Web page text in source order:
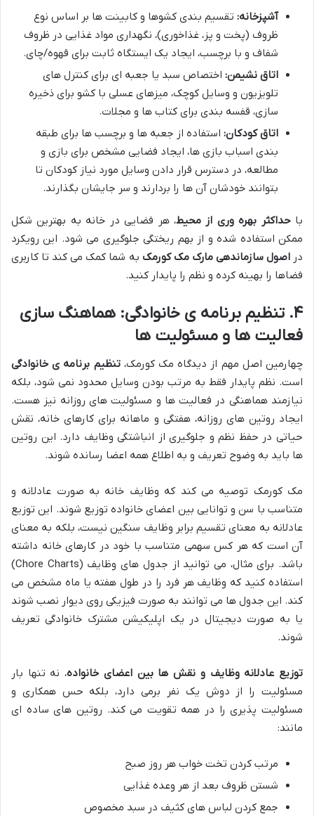
آشپزخانه: تقسیم بندی کشوها و کابینت ها بر اساس نوع
ظروف (پخت و پز، غذاخوری)، نگهداری مواد غذایی در ظروف
شفاف و با برچسب، ایجاد یک ایستگاه ثابت برای قهوه/چای.
اتاق نشیمن: اختصاص سبد یا جعبه ای برای کنترل های
تلویزیون و وسایل کوچک، میزهای عسلی با کشو برای ذخیره
سازی، قفسه بندی برای کتاب ها و مجلات.
اتاق کودکان: استفاده از جعبه ها و برچسب ها برای طبقه
بندی اسباب بازی ها، ایجاد فضایی مشخص برای بازی و
مطالعه، در دسترس قرار دادن وسایل مورد نیاز کودکان تا
بتوانند خودشان آن ها را بردارند و سر جایشان بگذارند.
باحداکثر بهره وری از محیط، هر فضایی در خانه به بهترین شکل
ممکن استفاده شده و از بهم ریختگی جلوگیری می شود. این رویکرد
دراصول سازماندهی مارک مک کورمک به شما کمک می کند تا کاربری
فضاها را بهینه کرده و نظم را پایدار کنید.
۴. تنظیم برنامه ی خانوادگی: هماهنگ سازی
فعالیت ها و مسئولیت ها
چهارمین اصل مهم از دیدگاه مک کورمک،تنظیم برنامه ی خانوادگی
است. نظم پایدار فقط به مرتب بودن وسایل محدود نمی شود، بلکه
نیازمند هماهنگی در فعالیت ها و مسئولیت های روزانه نیز هست.
ایجاد روتین های روزانه، هفتگی و ماهانه برای کارهای خانه، نقش
حیاتی در حفظ نظم و جلوگیری از انباشتگی وظایف دارد. این روتین
ها باید به وضوح تعریف و به اطلاع همه اعضا رسانده شوند.
مک کورمک توصیه می کند که وظایف خانه به صورت عادلانه و
متناسب با سن و توانایی بین اعضای خانواده توزیع شوند. این توزیع
عادلانه به معنای تقسیم برابر وظایف سنگین نیست، بلکه به معنای
آن است که هر کس سهمی متناسب با خود در کارهای خانه داشته
باشد. برای مثال، می توانید از جدول های وظایف (Chore Charts)
استفاده کنید که وظایف هر فرد را در طول هفته یا ماه مشخص می
کند. این جدول ها می توانند به صورت فیزیکی روی دیوار نصب شوند
یا به صورت دیجیتال در یک اپلیکیشن مشترک خانوادگی تعریف
شوند.
توزیع عادلانه وظایف و نقش ها بین اعضای خانواده، نه تنها بار
مسئولیت را از دوش یک نفر برمی دارد، بلکه حس همکاری و
مسئولیت پذیری را در همه تقویت می کند. روتین های ساده ای
مانند:
مرتب کردن تخت خواب هر روز صبح
شستن ظروف بعد از هر وعده غذایی
جمع کردن لباس های کثیف در سبد مخصوص